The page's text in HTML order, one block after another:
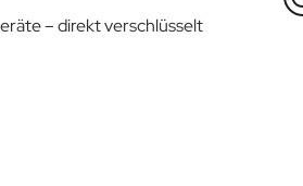
– direkt verschlüsselt